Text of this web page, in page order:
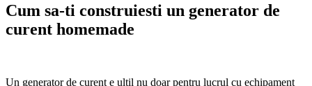
Cum sa-ti construiesti un generator de
curent homemade
Un generator de curent e ultil nu doar pentru lucrul cu echipament